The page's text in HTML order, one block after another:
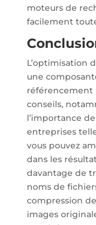
moteurs de
facilement
L’optimisation
une
référencement
conseils,
l’importance
entreprises
vous pouvez
dans les
davantage de
noms de
compression
images